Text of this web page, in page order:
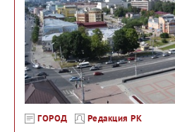
ГОРОД Редакция РК